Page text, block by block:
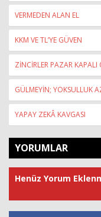
VERMEDEN ALAN EL
KKM VE TL’YE GÜVEN
ZİNCİRLER PAZAR KAPALI
GÜLMEYİN; YOKSULLUK
YAPAY ZEKÂ KAVGASI
YORUMLAR
Henüz Yorum